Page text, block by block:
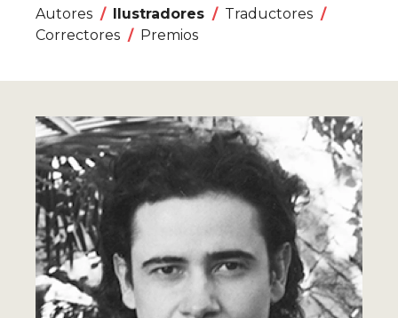
Autores Ilustradores
Traductores
Correctores
Premios